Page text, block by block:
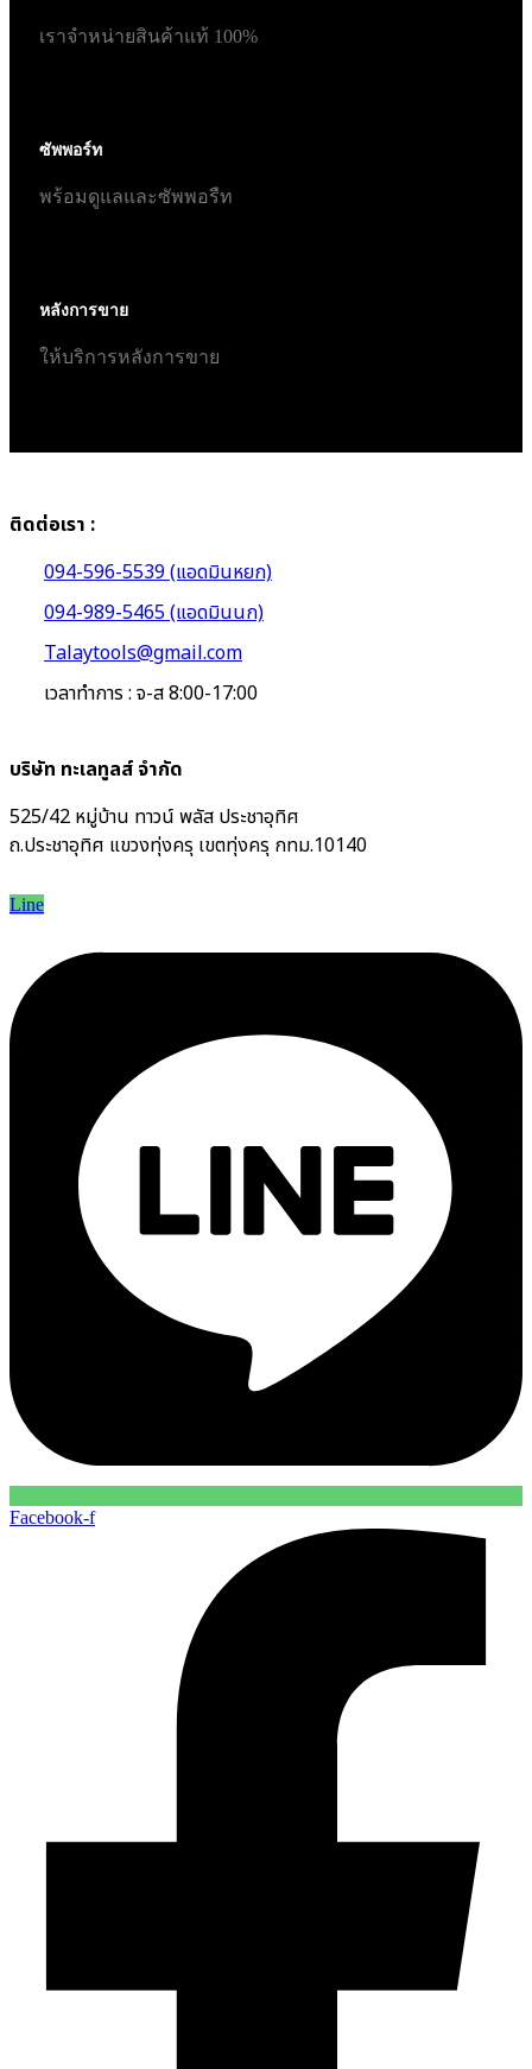
เราจำหน่ายสินค้าแท้ 100%
ซัพพอร์ท
พร้อมดูแลและซัพพอรืท
หลังการขาย
ให้บริการหลังการขาย
ติดต่อเรา :
094-596-5539 (แอดมินหยก)
094-989-5465 (แอดมินนก)
Talaytools@gmail.com
เวลาทำการ : จ-ส 8:00-17:00
บริษัท ทะเลทูลส์ จำกัด
525/42 หมู่บ้าน ทาวน์ พลัส ประชาอุทิศ
ถ.ประชาอุทิศ แขวงทุ่งครุ เขตทุ่งครุ กทม.10140
Line
Facebook-f